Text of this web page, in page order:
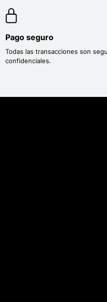
Pago seguro
Todas las transacciones son
confidenciales.